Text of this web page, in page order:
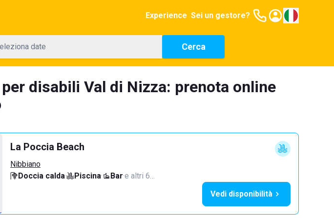
Experience Sei un gestore?
date Cerca
disabili Val di Nizza: prenota online
La Poccia Beach
Nibbiano
Doccia calda· Piscina· Bar·e altri 6…
Vedi disponibilità